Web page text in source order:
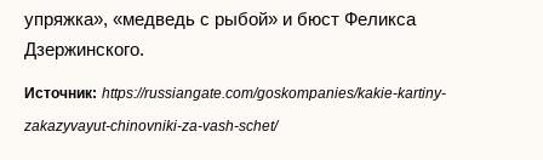
упряжка», «медведь с рыбой» и бюст Феликса
Дзержинского.
Источник: https://russiangate.com/goskompanies/kakie-kartiny-
zakazyvayut-chinovniki-za-vash-schet/